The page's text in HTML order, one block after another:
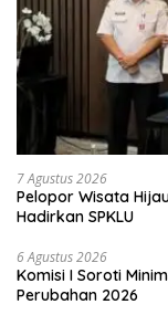
7 Agustus 2026
Pelopor Wisata
Hadirkan SPKLU
6 Agustus 2026
Komisi I Soroti
Perubahan 2026